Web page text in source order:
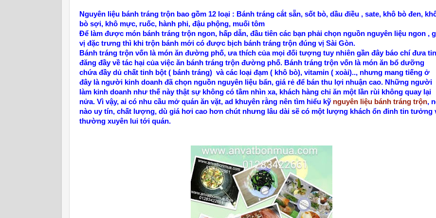
Nguyên liệu bánh tráng trộn bao gồm 12 loại : Bánh tráng cắt sẵn, sốt bò, dầu điều , sate, khô bò đen,
bò sợi, khô mực, ruốc, hành phi, đậu phộng, muối tôm
Để làm được món bánh tráng trộn ngon, hấp dẫn, đầu tiên các bạn phải chọn nguồn nguyên liệu ngon ,
vị đặc trưng thì khi trộn bánh mới có được bịch bánh tráng trộn đúng vị Sài Gòn.
Bánh tráng trộn vốn là món ăn đường phố, ưa thích của mọi đối tượng tuy nhiên gần đây báo chí đưa tin
đăng đầy về tác hại của việc ăn bánh tráng trộn đường phố. Bánh tráng trộn vốn là món ăn bổ dưỡng
chứa đầy dủ chất tinh bột ( bánh tráng) và các loại đạm ( khô bò), vitamin ( xoài).., nhưng mang tiếng ở
đây là người kinh doanh đã chọn nguồn nguyên liệu bẩn, giá rẻ để bán thu lợi nhuận cao. Những người
làm kinh doanh như thế này thật sự không có tầm nhìn xa, khách hàng chỉ ăn một lần rùi không quay lại
nửa. Vì vậy, ai có nhu cầu mở quán ăn vặt, ad khuyên rằng nên tìm hiểu kỹ nguyên liệu bánh tráng trộn,
nào uy tín, chất lượng, dù giá hơi cao hơn chút nhưng lâu dài sẽ có một lượng khách ổn đinh tin tưởng
thường xuyên lui tới quán.